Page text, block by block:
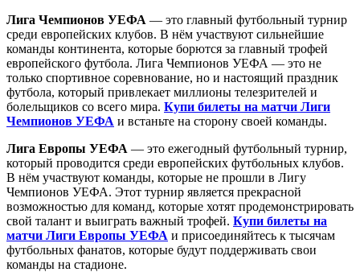
Лига Чемпионов УЕФА — это главный футбольный турнир
среди европейских клубов. В нём участвуют сильнейшие
команды континента, которые борются за главный трофей
европейского футбола. Лига Чемпионов УЕФА — это не
только спортивное соревнование, но и настоящий праздник
футбола, который привлекает миллионы телезрителей и
болельщиков со всего мира. Купи билеты на матчи Лиги
Чемпионов УЕФА и встаньте на сторону своей команды.
Лига Европы УЕФА — это ежегодный футбольный турнир,
который проводится среди европейских футбольных клубов.
В нём участвуют команды, которые не прошли в Лигу
Чемпионов УЕФА. Этот турнир является прекрасной
возможностью для команд, которые хотят продемонстрировать
свой талант и выиграть важный трофей. Купи билеты на
матчи Лиги Европы УЕФА и присоединяйтесь к тысячам
футбольных фанатов, которые будут поддерживать свои
команды на стадионе.